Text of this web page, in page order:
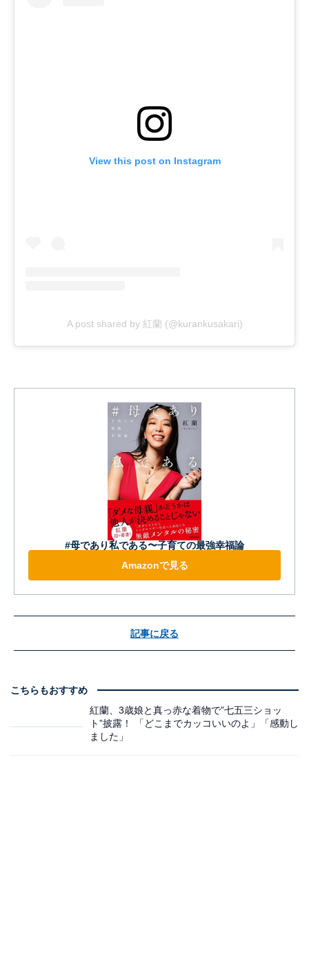
View this post on Instagram
A post shared by 紅蘭 (@kurankusakari)
#母であり私である〜子育ての最強幸福論
Amazonで見る
記事に戻る
こちらもおすすめ
紅蘭、3歳娘と真っ赤な着物で”七五三ショッ
ト”披露！ 「どこまでカッコいいのよ」「感動し
ました」